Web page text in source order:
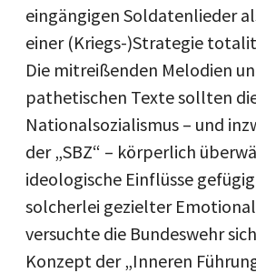
eingängigen Soldatenlieder
einer (Kriegs-)Strategie
Die mitreißenden Melodien
pathetischen Texte sollten
Nationalsozialismus – und
der „SBZ“ – körperlich
ideologische Einflüsse
solcherlei gezielter
versuchte die Bundeswehr
Konzept der „Inneren